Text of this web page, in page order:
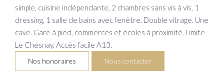
simple, cuisine indépendante, 2 chambres sans vis à vis, 1
dressing, 1 salle de bains avec fenêtre. Double vitrage. Une
cave. Gare à pied, commerces et écoles à proximité. Limite
Le Chesnay. Accès facile A13.
Nos honoraires Nous contacter